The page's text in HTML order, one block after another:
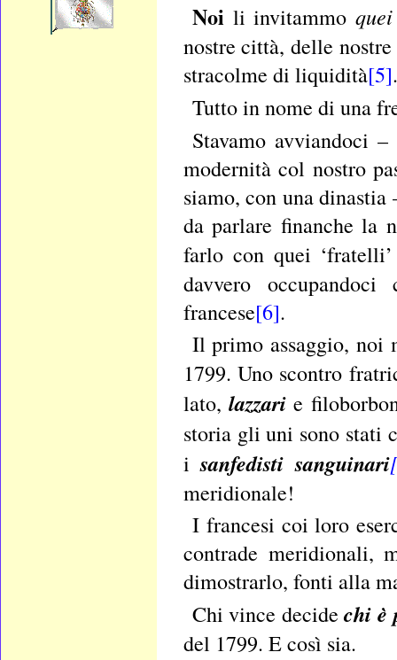
Noi li invitammo
nostre città, delle
stracolme di liquidità[5].
Tutto in nome di una
Stavamo avviandoci
modernità col nostro
siamo, con una
da parlare finanche la
farlo con quei
davvero
francese[6].
Il primo assaggio, noi
1799. Uno scontro
lato,lazzari e
storia gli uni sono stati
isanfedisti sanguinari
meridionale!
I francesi coi loro
contrade meridionali,
dimostrarlo, fonti alla
Chi vince decidechi è
del 1799. E così sia.